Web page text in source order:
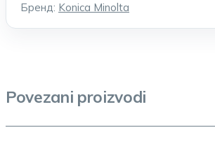
Бренд: Konica Minolta
Povezani proizvodi